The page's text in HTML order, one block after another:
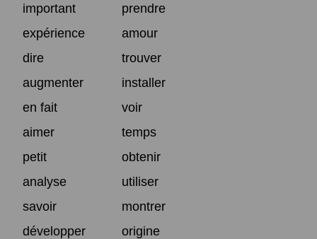
important
prendre
expérience
amour
dire
trouver
augmenter
installer
en fait
voir
aimer
temps
petit
obtenir
analyse
utiliser
savoir
montrer
développer
origine